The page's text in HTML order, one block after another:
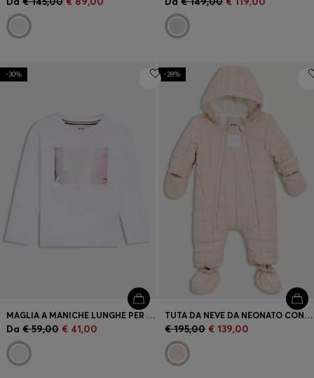
-30%
MAGLIA A MANICHE LUNGHE PER BAMBINI IN COTONE ELASTICIZZATO CON GRAFICA STAMPATA
Da € 59,00 € 41,00
-28%
TUTA DA NEVE DA NEONATO CON CAPPUCCIO E FODERA INTERNA IN PELLICCIA SINTETICA
€ 195,00 € 139,00